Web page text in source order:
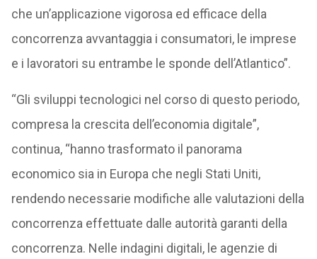
che un’applicazione vigorosa ed efficace della
concorrenza avvantaggia i consumatori, le imprese
e i lavoratori su entrambe le sponde dell’Atlantico”.
“Gli sviluppi tecnologici nel corso di questo periodo,
compresa la crescita dell’economia digitale”,
continua, “hanno trasformato il panorama
economico sia in Europa che negli Stati Uniti,
rendendo necessarie modifiche alle valutazioni della
concorrenza effettuate dalle autorità garanti della
concorrenza. Nelle indagini digitali, le agenzie di